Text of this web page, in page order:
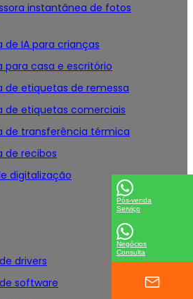
instantânea de fotos
de IA para crianças
para casa e escritório
de etiquetas de remessa
de etiquetas comerciais
de transferência térmica
de recibos
digitalização
drivers
software
Pós-venda
Serviço
Negócios
Consulta